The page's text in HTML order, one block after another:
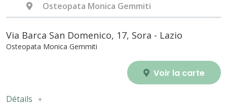
Osteopata Monica Gemmiti
Via Barca San Domenico, 17, Sora - Lazio
Osteopata Monica Gemmiti
Voir la carte
Détails